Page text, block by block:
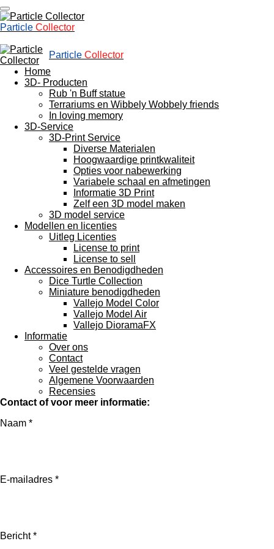
Ga
direct
naar
de
hoofdinhoud
Particle Collector
Particle Collector
Home
3D- Producten
Rub 'n Buff statue
Terrariums en Wibbely Wobbely friends
In loving memory
3D-Service
3D-Print Service
Diverse Materialen
Hoogwaardige printkwaliteit
Opties voor nabewerking
Variabele schaal en afmetingen
Informatie 3D Print
Zelf een 3D model maken
3D model service
Modellen en licenties
Uitleg Licenties
License to print
License to sell
Accessoires en Benodigdheden
Dice Turtle Collection
Miniature benodigdheden
Vallejo Model Color
Vallejo Model Air
Vallejo DioramaFX
Informatie
Over ons
Contact
Veel gestelde vragen
Algemene Voorwaarden
Recensies
Contact of voor meer informatie:
Naam *
E-mailadres *
Bericht *